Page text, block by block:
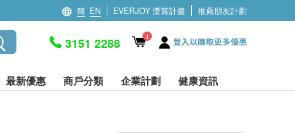
簡 EN EVERJOY 獎賞計畫 推薦朋友計劃
3151 2288 1 登入以賺取更多優惠
最新優惠 商戶分類 企業計劃 健康資訊